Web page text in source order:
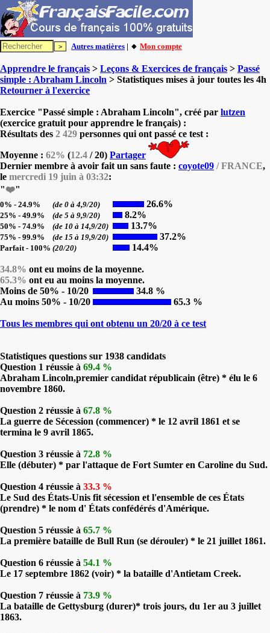
Autres matières | 🔸 Mon compte
Apprendre le français > Leçons & Exercices de français > Passé
simple : Abraham Lincoln > Statistiques mises à jour toutes les 4h
Retourner à l'exercice
Exercice "Passé simple : Abraham Lincoln", créé par lutzen
(exercice gratuit pour apprendre le français) :
Résultats des 2 429 personnes qui ont passé ce test :
Moyenne : 62% (12.4 / 20) Partager
Dernier membre à avoir fait un sans faute : coyote09 / FRANCE,
le mercredi 19 juin à 03:32:
"❤️"
0% - 24.9% (de 0 à 4,9/20) 26.6%
25% - 49.9% (de 5 à 9,9/20) 8.2%
50% - 74.9% (de 10 à 14,9/20) 13.7%
75% - 99.9% (de 15 à 19,9/20) 37.2%
Parfait - 100% (20/20) 14.4%
34.8% ont eu moins de la moyenne.
65.3% ont eu au moins la moyenne.
Moins de 50% - 10/20
34.8 %
Au moins 50% - 10/20
65.3 %
Tous les membres qui ont obtenu un 20/20 à ce test
Statistiques questions sur 1938 candidats
Question 1 réussie à 69.4 %
Abraham Lincoln,premier candidat républicain (être) * élu le 6
novembre 1860.
Question 2 réussie à 67.8 %
La guerre de Sécession (commencer) * le 12 avril 1861 et se
termina le 9 avril 1865.
Question 3 réussie à 72.8 %
Elle (débuter) * par l'attaque de Fort Sumter en Caroline du Sud.
Question 4 réussie à 33.3 %
Le Sud des États-Unis fit sécession et l'ensemble de ces États
(prendre) * le nom d' États confédérés d'Amérique.
Question 5 réussie à 65.7 %
La première bataille de Bull Run (se dérouler) * le 21 juillet 1861.
Question 6 réussie à 54.1 %
Le 17 septembre 1862 (voir) * la bataille d'Antietam Creek.
Question 7 réussie à 73.9 %
La bataille de Gettysburg (durer)* trois jours, du 1er au 3 juillet
1863.